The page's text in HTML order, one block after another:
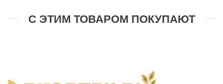
С ЭТИМ ТОВАРОМ ПОКУПАЮТ